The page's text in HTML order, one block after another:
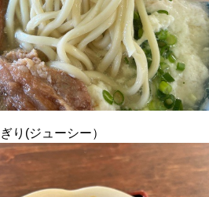
り(ジューシー）